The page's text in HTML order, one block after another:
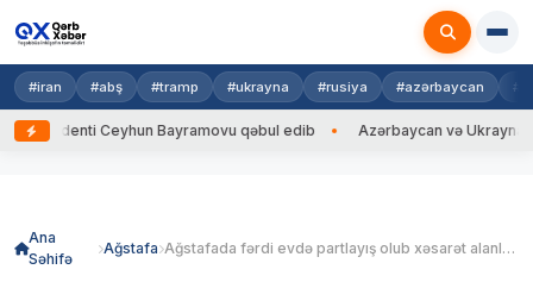
#iran #abş #tramp #ukrayna #rusiya #azərbaycan
Ceyhun Bayramovu qəbul edib Azərbaycan və Ukrayna XİN
Ana
Səhifə
Ağstafa Ağstafada fərdi evdə partlayış olub xəsarət alanlar var